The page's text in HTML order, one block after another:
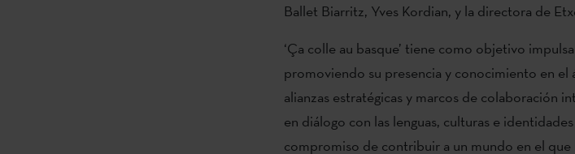
Ballet Biarritz, Yves Kordian, y la directora de
‘Ça colle au basque’ tiene como objetivo
promoviendo su presencia y conocimiento en
alianzas estratégicas y marcos de colaboración
en diálogo con las lenguas, culturas e
compromiso de contribuir a un mundo en el